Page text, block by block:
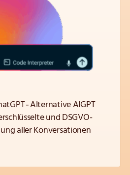
AIGPT
und DSGVO-
aller Konversationen